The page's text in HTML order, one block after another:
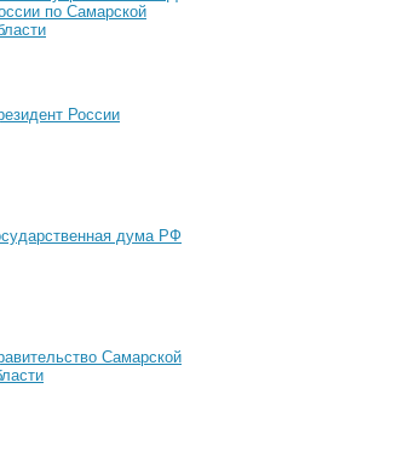
по Самарской
России
дума РФ
Самарской